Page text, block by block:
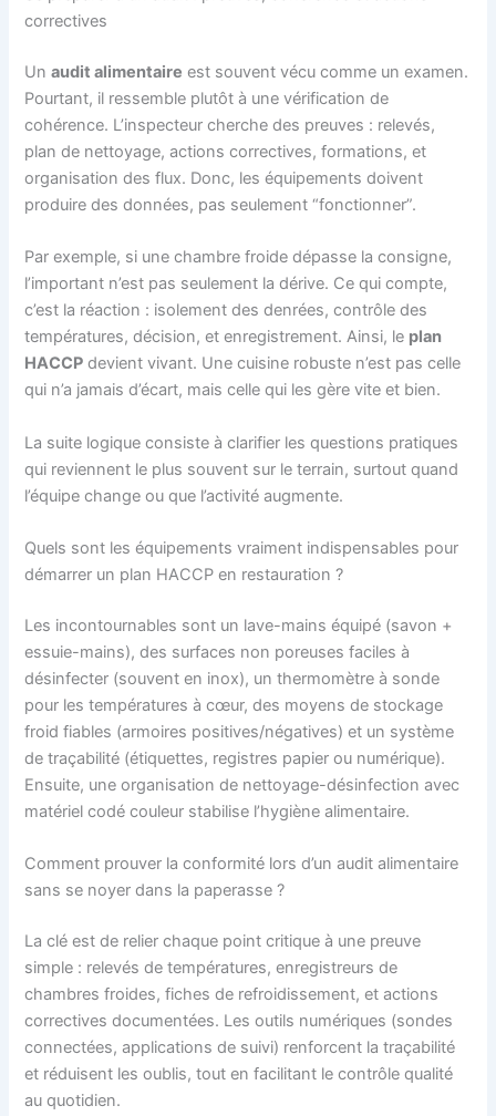
correctives
Unaudit alimentaire est souvent vécu comme un examen.
Pourtant, il ressemble plutôt à une vérification de
cohérence. L’inspecteur cherche des preuves : relevés,
plan de nettoyage, actions correctives, formations, et
organisation des flux. Donc, les équipements doivent
produire des données, pas seulement “fonctionner”.
Par exemple, si une chambre froide dépasse la consigne,
l’important n’est pas seulement la dérive. Ce qui compte,
c’est la réaction : isolement des denrées, contrôle des
températures, décision, et enregistrement. Ainsi, le plan
HACCP devient vivant. Une cuisine robuste n’est pas celle
qui n’a jamais d’écart, mais celle qui les gère vite et bien.
La suite logique consiste à clarifier les questions pratiques
qui reviennent le plus souvent sur le terrain, surtout quand
l’équipe change ou que l’activité augmente.
Quels sont les équipements vraiment indispensables pour
démarrer un plan HACCP en restauration ?
Les incontournables sont un lave-mains équipé (savon +
essuie-mains), des surfaces non poreuses faciles à
désinfecter (souvent en inox), un thermomètre à sonde
pour les températures à cœur, des moyens de stockage
froid fiables (armoires positives/négatives) et un système
de traçabilité (étiquettes, registres papier ou numérique).
Ensuite, une organisation de nettoyage-désinfection avec
matériel codé couleur stabilise l’hygiène alimentaire.
Comment prouver la conformité lors d’un audit alimentaire
sans se noyer dans la paperasse ?
La clé est de relier chaque point critique à une preuve
simple : relevés de températures, enregistreurs de
chambres froides, fiches de refroidissement, et actions
correctives documentées. Les outils numériques (sondes
connectées, applications de suivi) renforcent la traçabilité
et réduisent les oublis, tout en facilitant le contrôle qualité
au quotidien.